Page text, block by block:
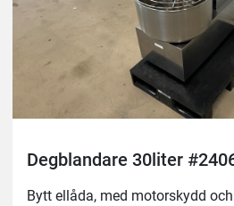
Degblandare 30liter
Bytt ellåda, med motorskydd